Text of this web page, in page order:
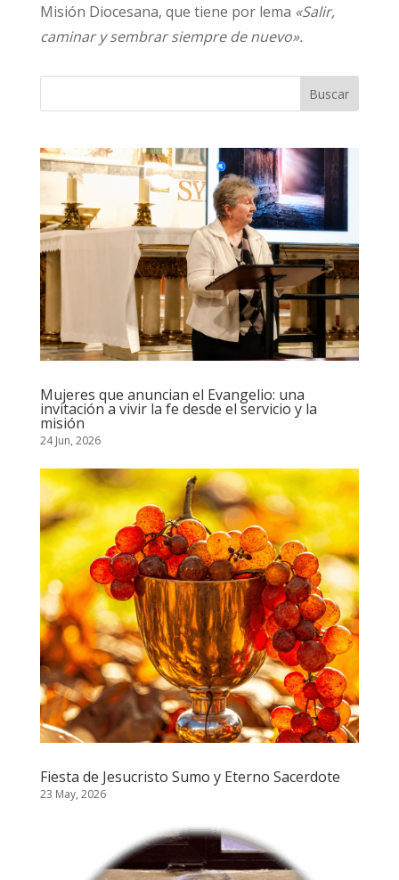
Misión Diocesana, que tiene por lema «Salir,
caminar y sembrar siempre de nuevo».
Mujeres que anuncian el Evangelio: una
invitación a vivir la fe desde el servicio y la
misión
24 Jun, 2026
Fiesta de Jesucristo Sumo y Eterno Sacerdote
23 May, 2026